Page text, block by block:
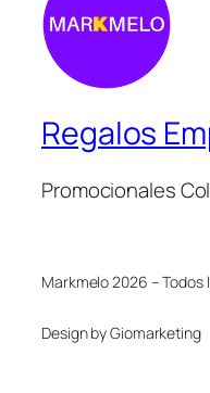
Regalos
Promocionales
Markmelo 2026 –
Design by Giomarketing